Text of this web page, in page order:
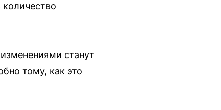
станут
тому, как это